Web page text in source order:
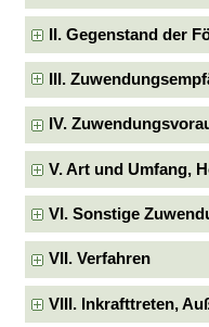
II. Gegenstand der
III.
IV.
V. Art und Umfang,
VI. Sonstige
VII. Verfahren
VIII. Inkrafttreten,